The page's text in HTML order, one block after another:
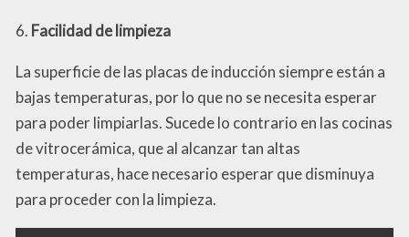
6. Facilidad de limpieza
La superficie de las placas de inducción siempre están a
bajas temperaturas, por lo que no se necesita esperar
para poder limpiarlas. Sucede lo contrario en las cocinas
de vitrocerámica, que al alcanzar tan altas
temperaturas, hace necesario esperar que disminuya
para proceder con la limpieza.